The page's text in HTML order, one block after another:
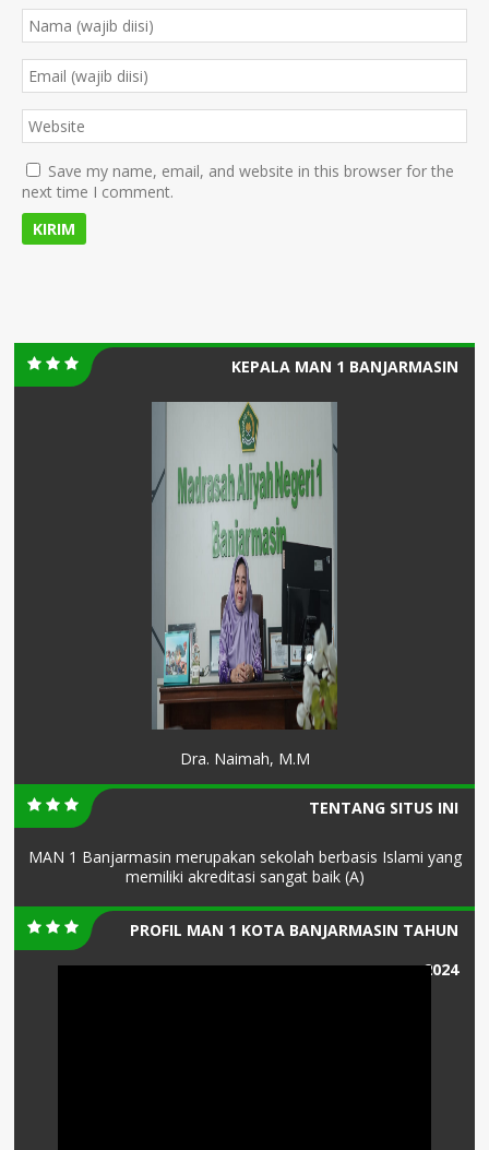
Save my name, email, and website in this browser for the
next time I comment.
KEPALA MAN 1 BANJARMASIN
Dra. Naimah, M.M
TENTANG SITUS INI
MAN 1 Banjarmasin merupakan sekolah berbasis Islami yang
memiliki akreditasi sangat baik (A)
PROFIL MAN 1 KOTA BANJARMASIN TAHUN
2024